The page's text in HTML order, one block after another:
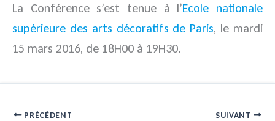
La Conférence s’est tenue à l’Ecole nationale
supérieure des arts décoratifs de Paris, le mardi
15 mars 2016, de 18H00 à 19H30.
PRÉCÉDENT SUIVANT